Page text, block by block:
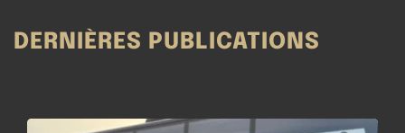
DERNIÈRES PUBLICATIONS